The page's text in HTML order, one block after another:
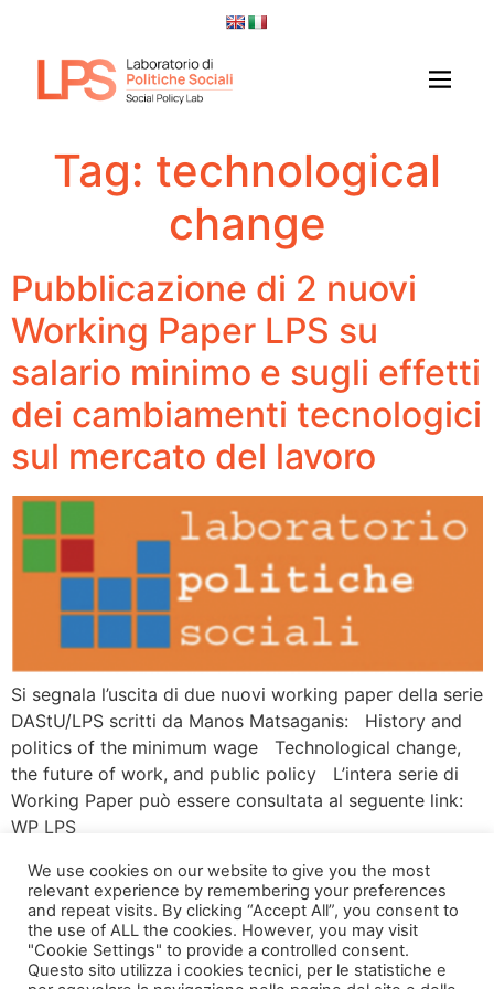
Tag: technological
change
Pubblicazione di 2 nuovi
Working Paper LPS su
salario minimo e sugli effetti
dei cambiamenti tecnologici
sul mercato del lavoro
Si segnala l’uscita di due nuovi working paper della serie
DAStU/LPS scritti da Manos Matsaganis: History and
politics of the minimum wage Technological change,
the future of work, and public policy L’intera serie di
Working Paper può essere consultata al seguente link:
WP LPS
We use cookies on our website to give you the most
relevant experience by remembering your preferences
and repeat visits. By clicking “Accept All”, you consent to
the use of ALL the cookies. However, you may visit
"Cookie Settings" to provide a controlled consent.
Questo sito utilizza i cookies tecnici, per le statistiche e